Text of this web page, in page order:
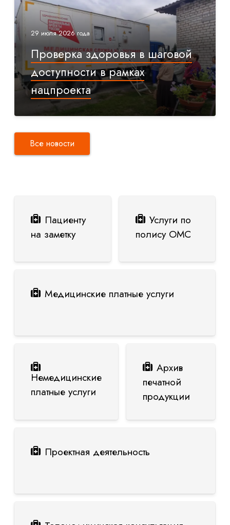
29 июля 2026 года
Проверка здоровья в шаговой
доступности в рамках
нацпроекта
Все новости
Пациенту
на заметку
Услуги по
полису ОМС
Медицинские платные услуги
Немедицинские
платные услуги
Архив
печатной
продукции
Проектная деятельность